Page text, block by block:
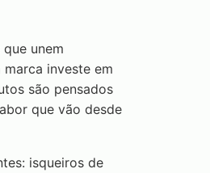
unem
investe em
são pensados
que vão desde
isqueiros de